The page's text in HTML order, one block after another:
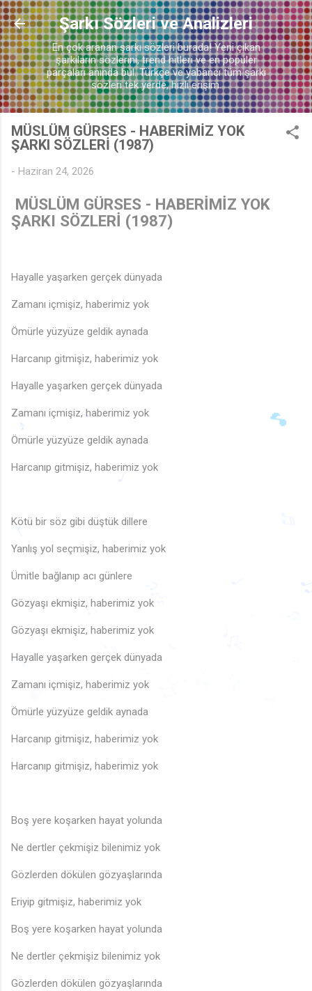
Ana içeriğe atla
Şarkı Sözleri ve Analizleri
En çok aranan şarkı sözleri burada! Yeni çıkan
şarkıların sözlerini, trend hitleri ve en popüler
parçaları anında bul. Türkçe ve yabancı tüm şarkı
sözleri tek yerde, hızlı erişim.
MÜSLÜM GÜRSES - HABERİMİZ YOK
ŞARKI SÖZLERİ (1987)
- Haziran 24, 2026
MÜSLÜM GÜRSES - HABERİMİZ YOK
ŞARKI SÖZLERİ (1987)
Hayalle yaşarken gerçek dünyada
Zamanı içmişiz, haberimiz yok
Ömürle yüzyüze geldik aynada
Harcanıp gitmişiz, haberimiz yok
Hayalle yaşarken gerçek dünyada
Zamanı içmişiz, haberimiz yok
Ömürle yüzyüze geldik aynada
Harcanıp gitmişiz, haberimiz yok
Kötü bir söz gibi düştük dillere
Yanlış yol seçmişiz, haberimiz yok
Ümitle bağlanıp acı günlere
Gözyaşı ekmişiz, haberimiz yok
Gözyaşı ekmişiz, haberimiz yok
Hayalle yaşarken gerçek dünyada
Zamanı içmişiz, haberimiz yok
Ömürle yüzyüze geldik aynada
Harcanıp gitmişiz, haberimiz yok
Harcanıp gitmişiz, haberimiz yok
Boş yere koşarken hayat yolunda
Ne dertler çekmişiz bilenimiz yok
Gözlerden dökülen gözyaşlarında
Eriyip gitmişiz, haberimiz yok
Boş yere koşarken hayat yolunda
Ne dertler çekmişiz bilenimiz yok
Gözlerden dökülen gözyaşlarında
🎵
♩
♫
♫
♫♬
♪ ♩
♫
♫
♫
🎶
♬
♩
♩
♩
🎵
♬